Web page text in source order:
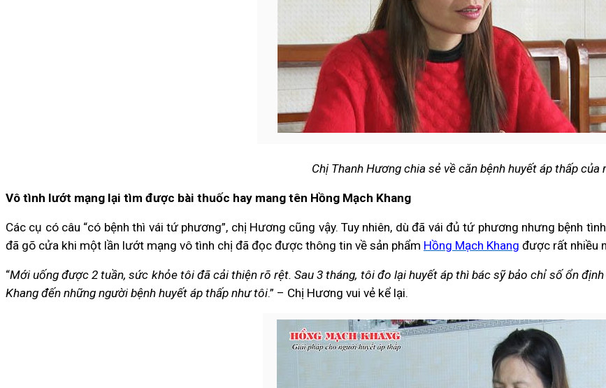
Chị Thanh Hương chia sẻ về căn bệnh huyết áp thấp của
Vô tình lướt mạng lại tìm được bài thuốc hay mang tên Hồng Mạch Khang
Các cụ có câu “có bệnh thì vái tứ phương”, chị Hương cũng vậy. Tuy nhiên, dù đã vái đủ tứ phương nhưng bệnh
đã gõ cửa khi một lần lướt mạng vô tình chị đã đọc được thông tin về sản phẩm Hồng Mạch Khang được rất nhiều
“Mới uống được 2 tuần, sức khỏe tôi đã cải thiện rõ rệt. Sau 3 tháng, tôi đo lại huyết áp thì bác sỹ bảo chỉ số ổn
Khang đến những người bệnh huyết áp thấp như tôi.” – Chị Hương vui vẻ kể lại.